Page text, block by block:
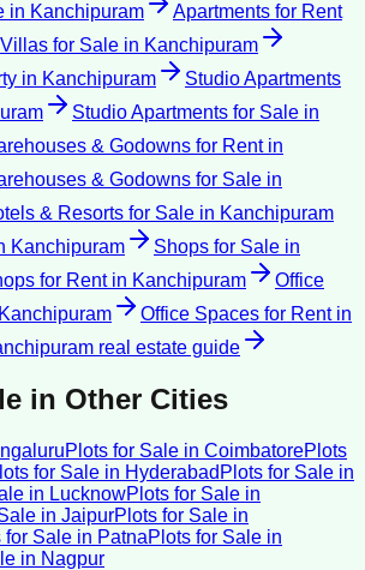
in Kanchipuram
Apartments for Rent
Villas for Sale in Kanchipuram
in Kanchipuram
Studio Apartments
Studio Apartments for Sale in
& Godowns for Rentin
& Godowns for Sale in
& Resorts for Sale in Kanchipuram
Kanchipuram Shops for Sale in
for Rentin Kanchipuram
Office
Kanchipuram Office Spaces for Rentin
real estate guide
in Other Cities
Plots for Sale in CoimbatorePlots
for Sale in Hyderabad Plots for Sale in
in LucknowPlots for Sale in
in JaipurPlots for Sale in
for Sale in PatnaPlots for Sale in
in Nagpur